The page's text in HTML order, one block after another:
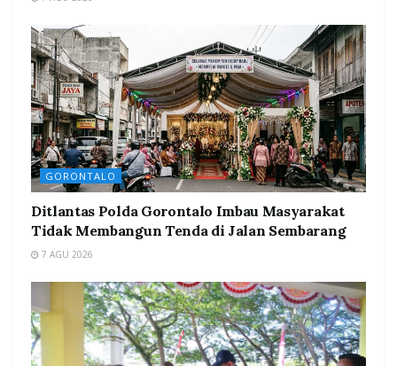
GORONTALO
Ditlantas Polda Gorontalo Imbau Masyarakat
Tidak Membangun Tenda di Jalan Sembarang
7 AGU 2026